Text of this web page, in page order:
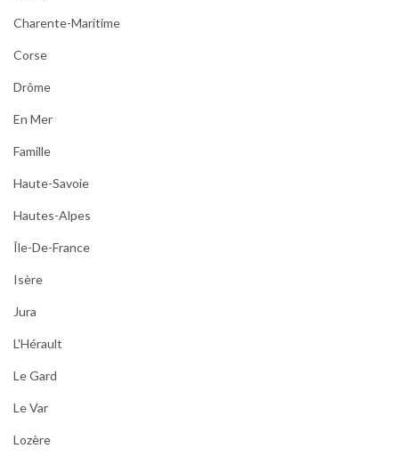
Charente-Maritime
Corse
Drôme
En Mer
Famille
Haute-Savoie
Hautes-Alpes
Île-De-France
Isère
Jura
L'Hérault
Le Gard
Le Var
Lozère